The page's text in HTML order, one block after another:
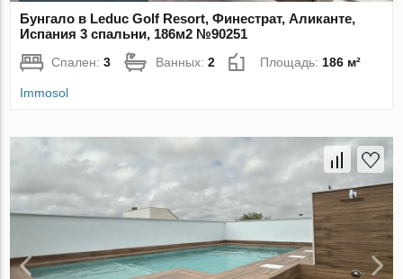
Бунгало в Leduc Golf Resort, Финестрат, Аликанте,
Испания 3 спальни, 186м2 №90251
Спален:3 Ванных:2 Площадь: 186 м²
Immosol